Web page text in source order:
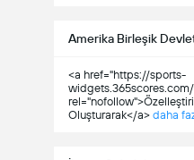
Amerika Birleşik
<a href="https://sports-
Oluşturarak</a> daha